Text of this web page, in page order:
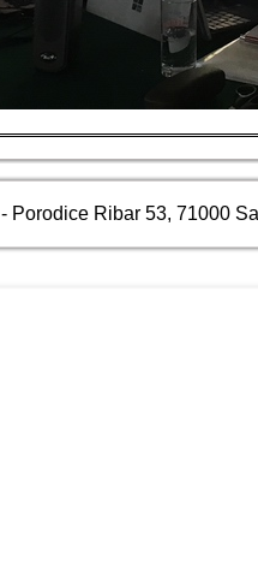
- Porodice Ribar 53, 71000